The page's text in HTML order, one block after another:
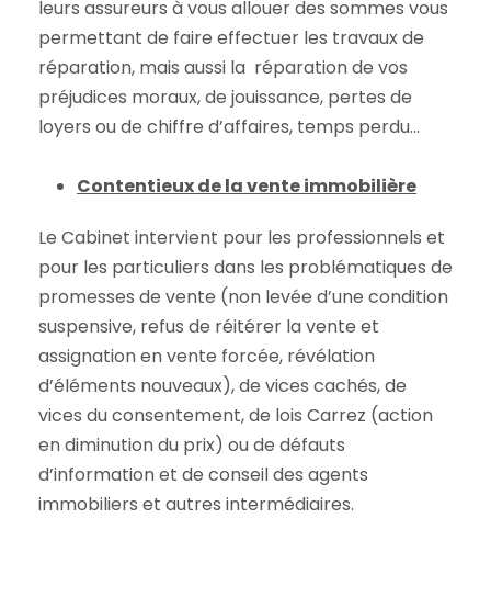
leurs assureurs à vous allouer des sommes vous
permettant de faire effectuer les travaux de
réparation, mais aussi la réparation de vos
préjudices moraux, de jouissance, pertes de
loyers ou de chiffre d’affaires, temps perdu…
Contentieux de la vente immobilière
Le Cabinet intervient pour les professionnels et
pour les particuliers dans les problématiques de
promesses de vente (non levée d’une condition
suspensive, refus de réitérer la vente et
assignation en vente forcée, révélation
d’éléments nouveaux), de vices cachés, de
vices du consentement, de lois Carrez (action
en diminution du prix) ou de défauts
d’information et de conseil des agents
immobiliers et autres intermédiaires. ​